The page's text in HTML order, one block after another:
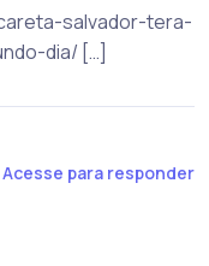
salvador-tera-
dia/ […]
Acesse para responder